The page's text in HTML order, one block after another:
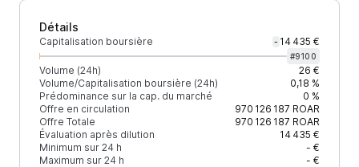
Détails
Capitalisation boursière - 14 435 €
#9100
Volume (24h)
26 €
Volume/Capitalisation boursière (24h)
0,18 %
Prédominance sur la cap. du marché
0 %
Offre en circulation
970 126 187 ROAR
Offre Totale
970 126 187 ROAR
Évaluation après dilution
14 435 €
Minimum sur 24 h
- €
Maximum sur 24 h
- €